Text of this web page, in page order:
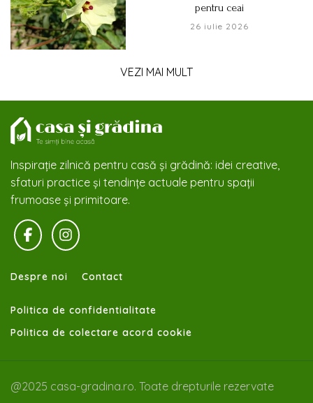
pentru ceai
26 iulie 2026
VEZI MAI MULT
Inspirație zilnică pentru casă și grădină: idei creative,
sfaturi practice și tendințe actuale pentru spații
frumoase și primitoare.
Despre noi Contact
Politica de confidentialitate
Politica de colectare acord cookie
@2025 casa-gradina.ro. Toate drepturile rezervate